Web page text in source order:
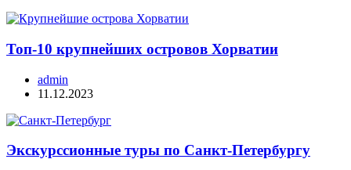
Топ-10 крупнейших островов Хорватии
admin
11.12.2023
Экскурссионные туры по Санкт-Петербургу